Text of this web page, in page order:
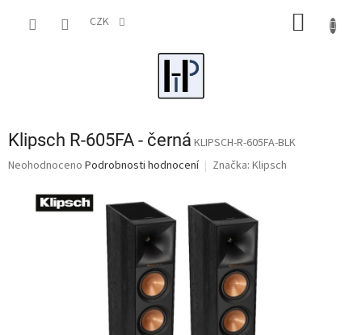
CZK
Klipsch R-605FA - černá KLIPSCH-R-605FA-BLK
Průměrné
produktu
Neohodnoceno Podrobnosti hodnocení Značka: Klipsch